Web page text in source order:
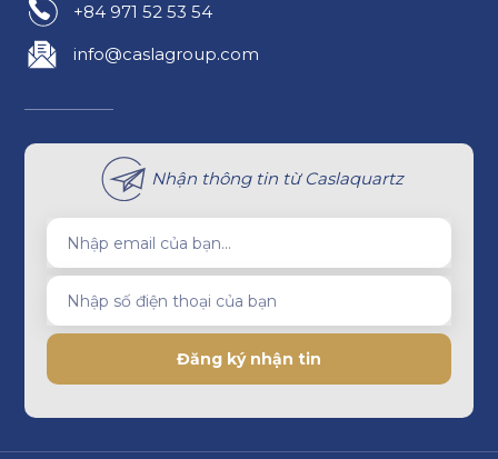
+84 971 52 53 54
info@caslagroup.com
Nhận thông tin từ Caslaquartz
Nhập email của bạn...
Nhập số điện thoại của bạn
Đăng ký nhận tin